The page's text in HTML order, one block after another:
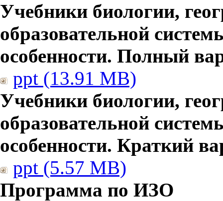
Учебники биологии,
образовательной
особенности. Полный
ppt (13.91 MB)
Учебники биологии,
образовательной
особенности. Краткий
ppt (5.57 MB)
Программа по ИЗО